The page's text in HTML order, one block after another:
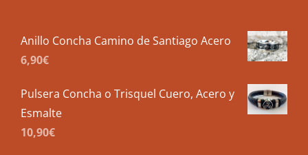
Anillo Concha Camino de Santiago Acero
6,90€
Pulsera Concha o Trisquel Cuero, Acero y
Esmalte
10,90€